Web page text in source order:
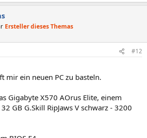
Ersteller dieses Themas
#12
mir ein neuen PC zu basteln.
Gigabyte X570 AOrus Elite, einem
GB G.Skill RipJaws V schwarz - 3200